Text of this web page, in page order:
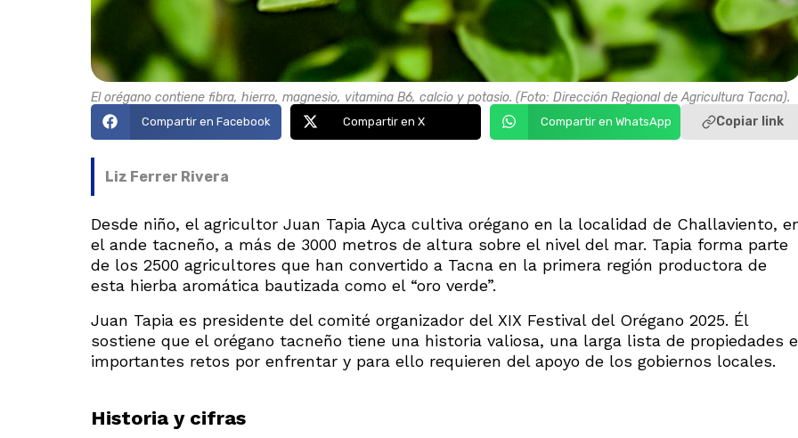
El orégano contiene fibra, hierro, magnesio, vitamina B6, calcio y potasio. (Foto: Dirección Regional de Agricultura Tacna).
Compartir en Facebook Compartir en X Compartir en WhatsApp Copiar link
Liz Ferrer Rivera
Desde niño, el agricultor Juan Tapia Ayca cultiva orégano en la localidad de Challaviento,
el ande tacneño, a más de 3000 metros de altura sobre el nivel del mar. Tapia forma parte
de los 2500 agricultores que han convertido a Tacna en la primera región productora de
esta hierba aromática bautizada como el “oro verde”.
Juan Tapia es presidente del comité organizador del XIX Festival del Orégano 2025. Él
sostiene que el orégano tacneño tiene una historia valiosa, una larga lista de propiedades e
importantes retos por enfrentar y para ello requieren del apoyo de los gobiernos locales.
Historia y cifras